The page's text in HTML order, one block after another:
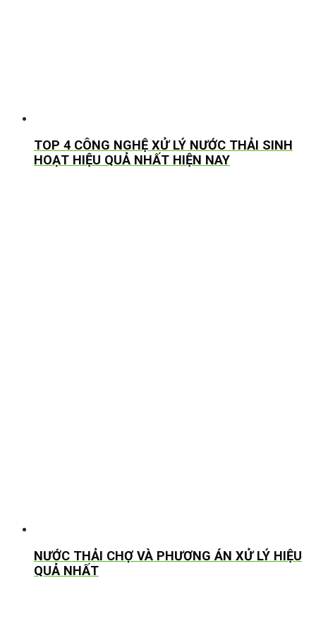
TOP 4 CÔNG NGHỆ XỬ LÝ NƯỚC THẢI SINH
HOẠT HIỆU QUẢ NHẤT HIỆN NAY
NƯỚC THẢI CHỢ VÀ PHƯƠNG ÁN XỬ LÝ HIỆU
QUẢ NHẤT